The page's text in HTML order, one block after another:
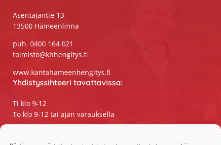
Asentajantie 13
13500 Hämeenlinna
puh. 0400 164 021
toimisto@khhengitys.fi
www.kantahameenhengitys.fi
Yhdistyssihteeri tavattavissa:
Ti klo 9-12
To klo 9-12 tai ajan varauksella